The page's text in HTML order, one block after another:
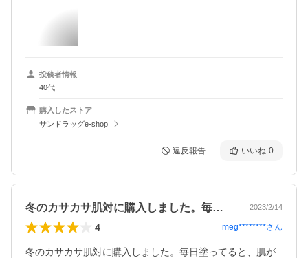
投稿者情報
40代
購入したストア
サンドラッグe-shop
違反報告 いいね 0
冬のカサカサ肌対に購入しました。毎日塗… 2023/2/14
4 meg********さん
冬のカサカサ肌対に購入しました。毎日塗ってると、肌が